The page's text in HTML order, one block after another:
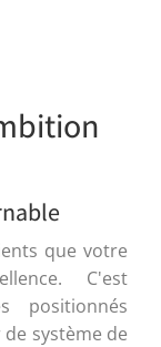
que votre
C'est
positionnés
système de